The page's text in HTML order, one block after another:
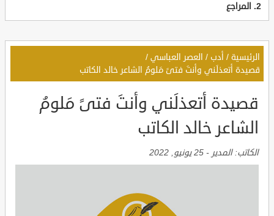
المراجع
الرئيسية / أدب / العصر العباسي /
قصيدة أتعذلَني وأنتَ فتىً مَلومُ الشاعر خالد الكاتب
قصيدة أتعذلَني وأنتَ فتىً مَلومُ
الشاعر خالد الكاتب
الكاتب:المدير - 25 يونيو, 2022